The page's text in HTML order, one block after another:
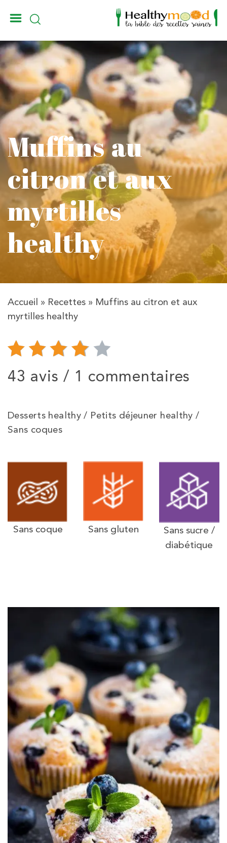
Muffins au
citron et aux
myrtilles
healthy
Accueil » Recettes » Muffins au citron et aux
myrtilles healthy
43 avis / 1 commentaires
Desserts healthy / Petits déjeuner healthy /
Sans coques
Sans coque Sans gluten
Sans sucre /
diabétique